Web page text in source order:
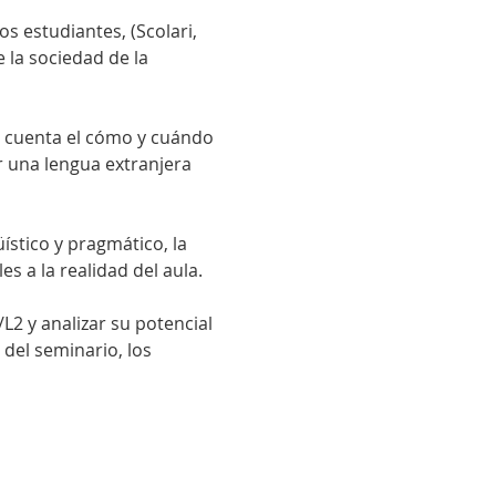
estudiantes, (Scolari,
sociedad de la
el cómo y cuándo
lengua extranjera
y pragmático, la
a la realidad del aula.
y analizar su potencial
seminario, los